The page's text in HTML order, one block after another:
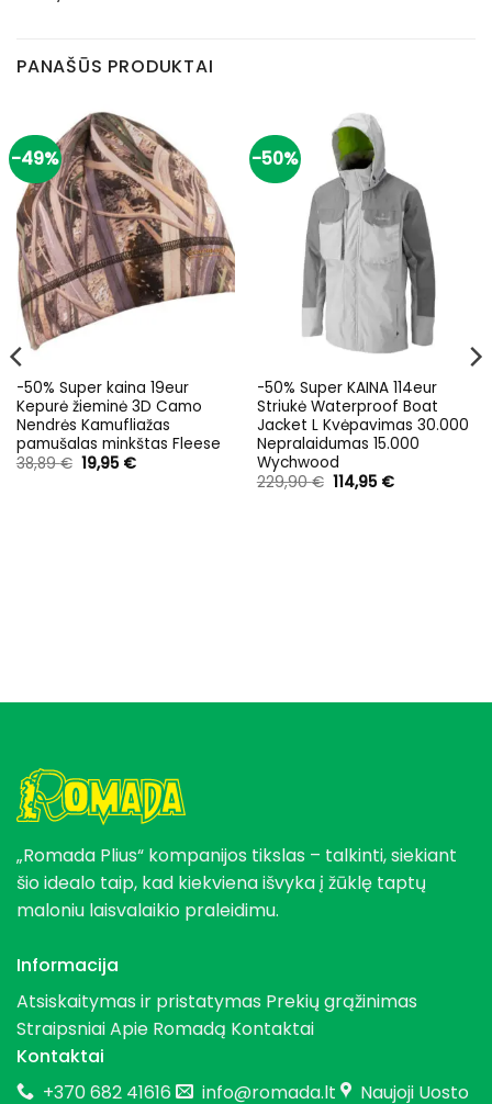
PANAŠŪS PRODUKTAI
-49%
-50% Super kaina 19eur
Kepurė žieminė 3D Camo
Nendrės Kamufliažas
pamušalas minkštas Fleese
38,89€ Original
price
19,95 €Current
-50%
-50% Super KAINA 114eur
Striukė Waterproof Boat
Jacket L Kvėpavimas 30.000
Nepralaidumas 15.000
Wychwood
229,90€ Original
price
114,95 €Current
„Romada Plius“ kompanijos tikslas – talkinti, siekiant
šio idealo taip, kad kiekviena išvyka į žūklę taptų
maloniu laisvalaikio praleidimu.
Informacija
Atsiskaitymas ir pristatymas Prekių grąžinimas
StraipsniaiApie Romadą Kontaktai
Kontaktai
+370 682 41616
info@romada.lt Naujoji Uosto